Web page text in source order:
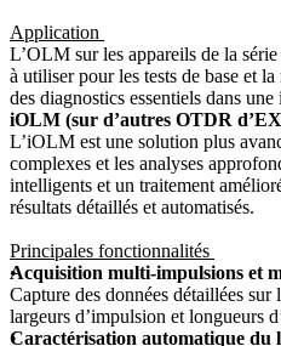
Application
L’OLM sur les appareils de la
à utiliser pour les tests de base et
des diagnostics essentiels dans
iOLM (sur d’autres OTDR
L’iOLM est une solution plus
complexes et les analyses
intelligents et un traitement
résultats détaillés et automatisés.
Principales fonctionnalités
Acquisition multi-impulsions et
Capture des données détaillées
largeurs d’impulsion et longueurs
Caractérisation automatique du